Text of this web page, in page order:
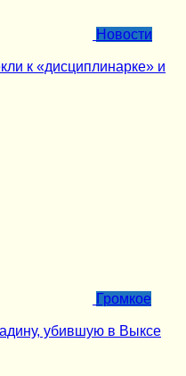
Новости
к «дисциплинарке» и
Громкое
убившую в Выксе